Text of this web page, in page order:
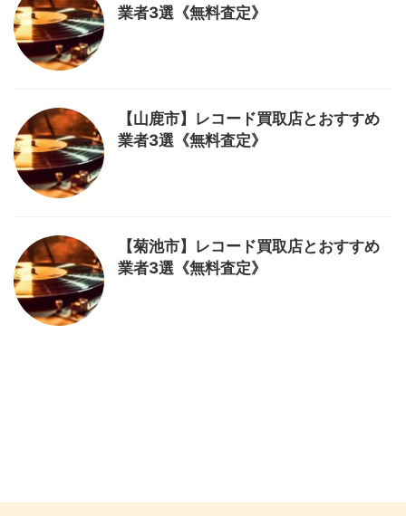
業者3選《無料査定》
【山鹿市】レコード買取店とおすすめ
業者3選《無料査定》
【菊池市】レコード買取店とおすすめ
業者3選《無料査定》